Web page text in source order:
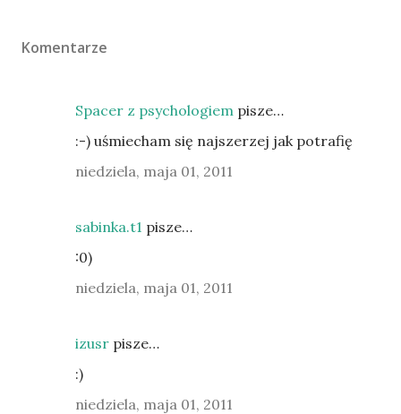
Komentarze
Spacer z psychologiem pisze…
:-) uśmiecham się najszerzej jak potrafię
niedziela, maja 01, 2011
sabinka.t1 pisze…
:0)
niedziela, maja 01, 2011
izusr pisze…
:)
niedziela, maja 01, 2011